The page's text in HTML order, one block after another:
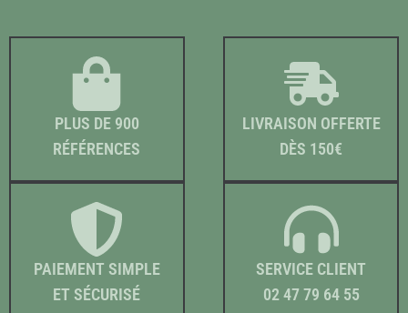
PLUS DE 900
RÉFÉRENCES
LIVRAISON OFFERTE
DÈS 150€
PAIEMENT SIMPLE
ET SÉCURISÉ
SERVICE CLIENT
02 47 79 64 55